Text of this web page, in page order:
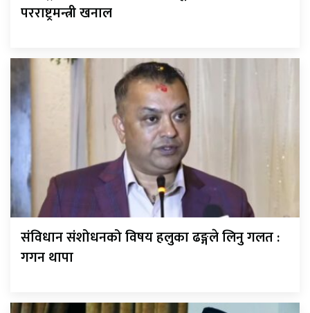
परराष्ट्रमन्त्री खनाल
संविधान संशोधनको विषय हलुका ढङ्गले लिनु गलत :
गगन थापा